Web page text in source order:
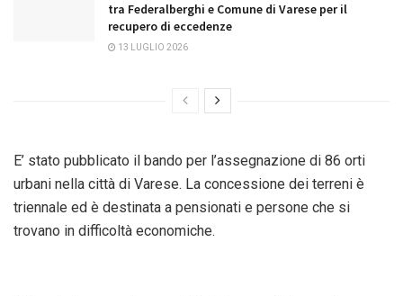
tra Federalberghi e Comune di Varese per il
recupero di eccedenze
13 LUGLIO 2026
E’ stato pubblicato il bando per l’assegnazione di 86 orti
urbani nella città di Varese. La concessione dei terreni è
triennale ed è destinata a pensionati e persone che si
trovano in difficoltà economiche.